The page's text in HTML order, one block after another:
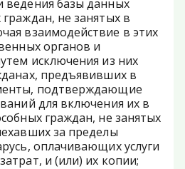
базы данных
не занятых в
взаимодействие в этих
органов и
исключения из них
предъявивших в
подтверждающие
для включения их в
граждан, не занятых
за пределы
оплачивающих услуги
и (или) их копии;